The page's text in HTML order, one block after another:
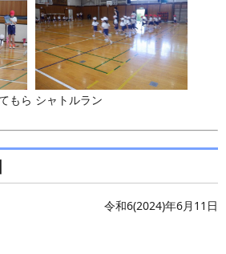
もら シャトルラン
令和6(2024)年6月11日